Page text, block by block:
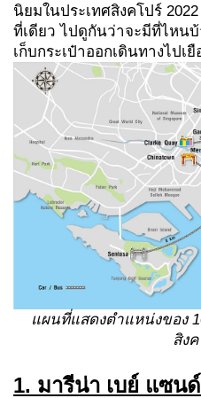
นิยมในประเทศสิงคโปร์
ที่เดียว ไปดูกันว่าจะมีที่ไหน
เก็บกระเป๋าออกเดินทางไป
แผนที่แสดงตำแหน่งของ
สิง
1. มารีน่า เบย์ แซน